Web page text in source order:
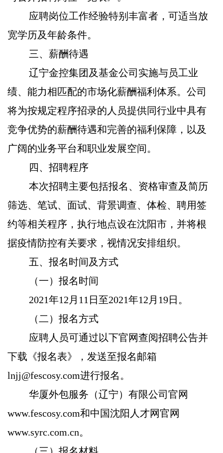
应聘岗位工作经验特别丰富者，可适当放
宽学历及年龄条件。
三、薪酬待遇
辽宁金控集团及基金公司实施与员工业
绩、能力相匹配的市场化薪酬福利体系。公司
将为按规定程序招录的人员提供同行业中具有
竞争优势的薪酬待遇和完善的福利保障，以及
广阔的业务平台和职业发展空间。
四、招聘程序
本次招聘主要包括报名、资格审查及简历
筛选、笔试、面试、背景调查、体检、聘用签
约等相关程序，执行地点设在沈阳市，并将根
据疫情防控有关要求，视情况安排组织。
五、报名时间及方式
（一）报名时间
2021年12月11日至2021年12月19日。
（二）报名方式
应聘人员可通过以下官网查阅招聘公告并
下载《报名表》，发送至报名邮箱
lnjj@fescosy.com进行报名。
华厦外包服务（辽宁）有限公司官网
www.fescosy.com和中国沈阳人才网官网
www.syrc.com.cn。